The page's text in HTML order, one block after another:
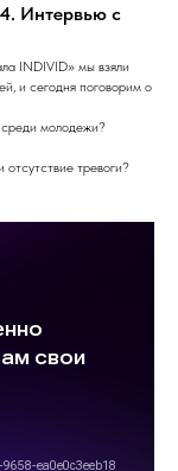
Интервью с
INDIVID» мы взяли
и сегодня поговорим о
среди молодежи?
тревоги?